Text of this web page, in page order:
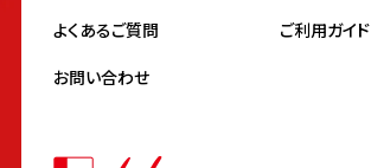
よくあるご質問
ご利用ガイド
お問い合わせ